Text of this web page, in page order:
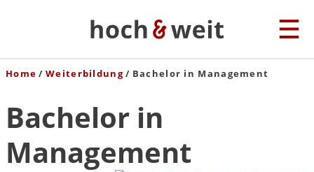
Home Weiterbildung Bachelor in Management
Bachelor in
Management